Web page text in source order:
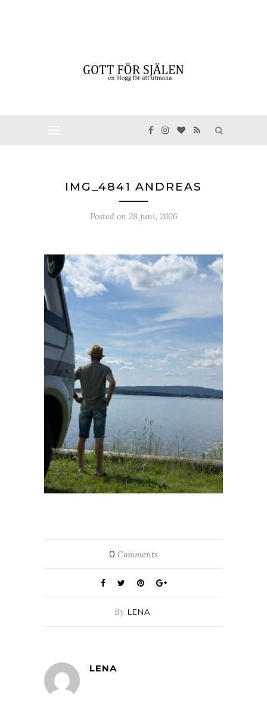
IMG_4841 ANDREAS
Posted on 28 juni, 2026
0 Comments
By LENA
LENA